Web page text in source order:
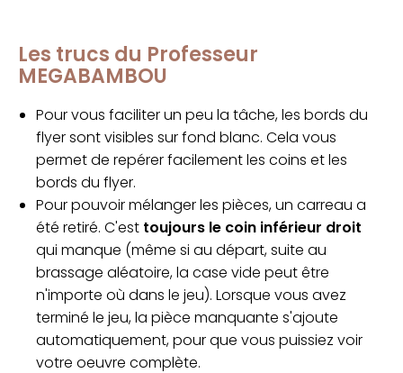
Les trucs du Professeur
MEGABAMBOU
Pour vous faciliter un peu la tâche, les bords du
flyer sont visibles sur fond blanc. Cela vous
permet de repérer facilement les coins et les
bords du flyer.
Pour pouvoir mélanger les pièces, un carreau a
été retiré. C'est toujours le coin inférieur droit
qui manque (même si au départ, suite au
brassage aléatoire, la case vide peut être
n'importe où dans le jeu). Lorsque vous avez
terminé le jeu, la pièce manquante s'ajoute
automatiquement, pour que vous puissiez voir
votre oeuvre complète.